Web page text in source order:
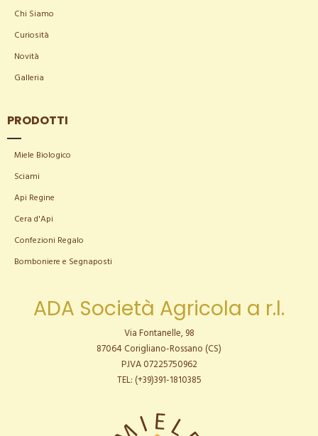
Chi Siamo
Curiosità
Novità
Galleria
PRODOTTI
Miele Biologico
Sciami
Api Regine
Cera d'Api
Confezioni Regalo
Bomboniere e Segnaposti
ADA Società Agricola a r.l.
Via Fontanelle, 98
87064 Corigliano-Rossano (CS)
P.IVA 07225750962
TEL: (+39)391-1810385